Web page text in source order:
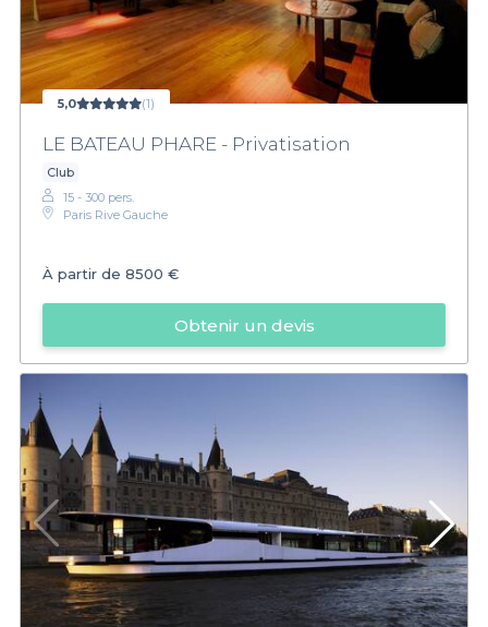
5,0 (1)
LE BATEAU PHARE - Privatisation
Club
15 - 300 pers.
Paris Rive Gauche
À partir de 8500 €
Obtenir un devis